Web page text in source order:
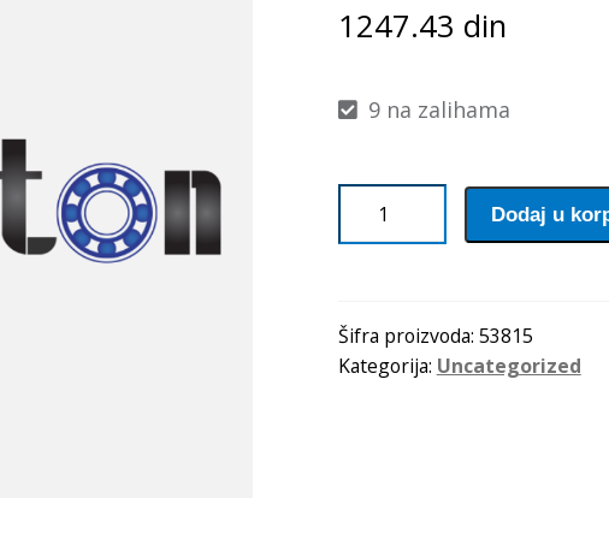
1247.43 din
9 na zalihama
Remenica
količina
Dodaj u
Šifra proizvoda: 53815
Kategorija: Uncategorized